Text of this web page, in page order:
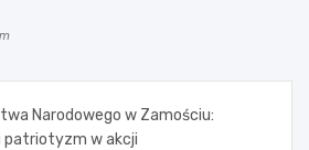
Narodowego w Zamościu:
patriotyzm w akcji